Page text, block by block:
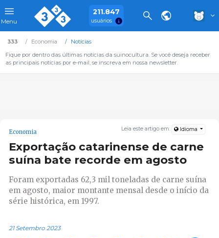
Menu
211.847
usuários
333 Economia
Notícias
Fique por dentro das últimas notícias da suinocultura. Se você deseja receber
as principais notícias por e-mail, se inscreva em nossa newsletter.
Leia este artigo em: Idioma
Economia
Exportação catarinense de carne
suína bate recorde em agosto
Foram exportadas 62,3 mil toneladas de carne suína
em agosto, maior montante mensal desde o início da
série histórica, em 1997.
21 Setembro 2023